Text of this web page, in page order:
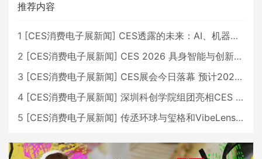
推荐内容
1 [CES消费电子展新闻] CES透露的未来：AI、机器人与智能生活大爆发
2 [CES消费电子展新闻] CES 2026 具身智能与创新领域 中国公司大放异彩
3 [CES消费电子展新闻] CES展会今日落幕 预计2026行业收入将超五千亿美元
4 [CES消费电子展新闻] 深圳科创学院组团亮相CES 广受好评
5 [CES消费电子展新闻] 传丞环球与玺格和VibeLens共同推出全新耳机